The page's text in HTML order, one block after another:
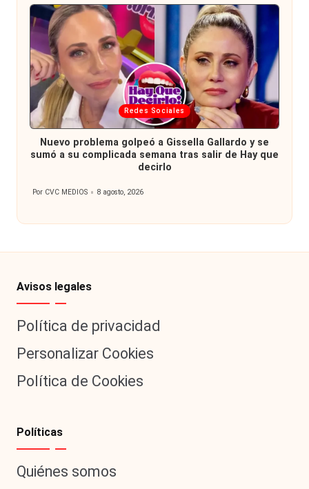
Publicada
en
Redes Sociales
Nuevo problema golpeó a Gissella Gallardo y se
sumó a su complicada semana tras salir de Hay que
decirlo
Publicado
Por CVC MEDIOS 8 agosto, 2026
Avisos legales
Política de privacidad
Personalizar Cookies
Política de Cookies
Políticas
Quiénes somos